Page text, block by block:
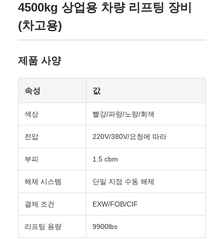
4500kg 상업용 차량 리프팅 장비
(차고용)
제품 사양
속성 값
색상 빨강/파랑/노랑/회색
전압 220V/380V/요청에 따라
부피 1.5 cbm
해제 시스템 단일 지점 수동 해제
결제 조건 EXW/FOB/CIF
리프팅 용량 9900lbs